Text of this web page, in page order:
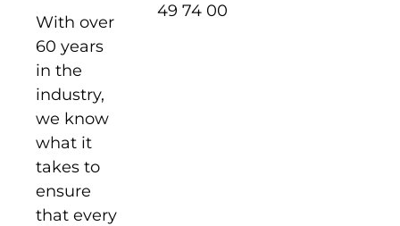
With over
60 years
in the
industry,
we know
what it
takes to
ensure
that every
49 74 00